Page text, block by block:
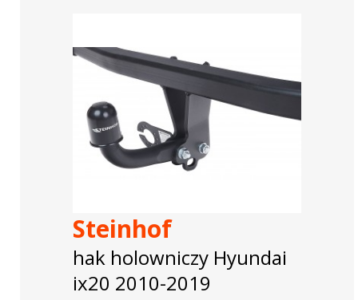
Steinhof
hak holowniczy Hyundai
ix20 2010-2019